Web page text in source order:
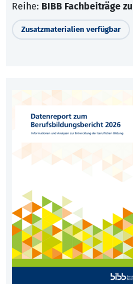
Reihe: BIBB Fachbeiträge
Zusatzmaterialien verfügbar